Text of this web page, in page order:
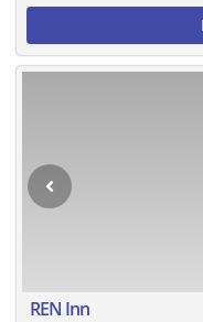
REN Inn